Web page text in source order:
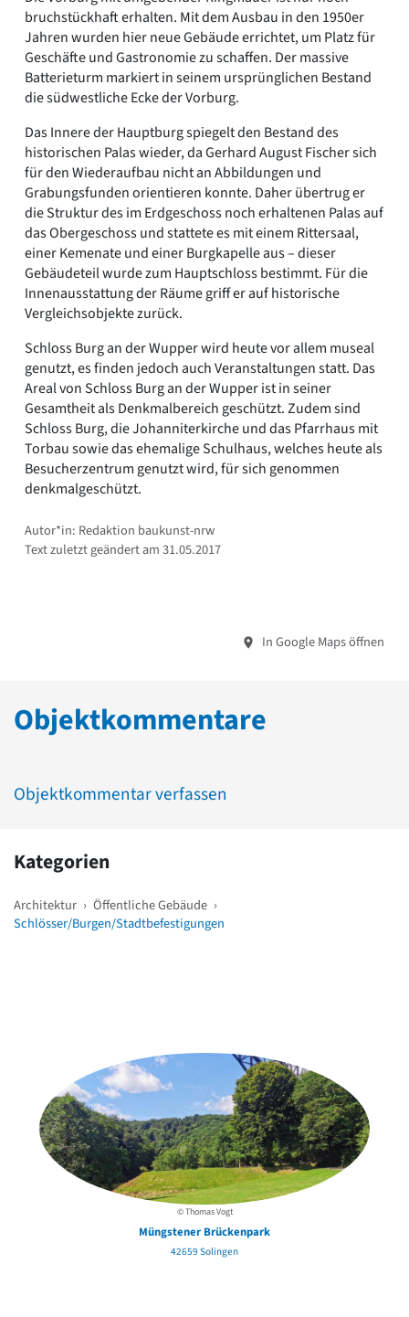
bruchstückhaft erhalten. Mit dem Ausbau in den 1950er
Jahren wurden hier neue Gebäude errichtet, um Platz für
Geschäfte und Gastronomie zu schaffen. Der massive
Batterieturm markiert in seinem ursprünglichen Bestand
die südwestliche Ecke der Vorburg.
Das Innere der Hauptburg spiegelt den Bestand des
historischen Palas wieder, da Gerhard August Fischer sich
für den Wiederaufbau nicht an Abbildungen und
Grabungsfunden orientieren konnte. Daher übertrug er
die Struktur des im Erdgeschoss noch erhaltenen Palas auf
das Obergeschoss und stattete es mit einem Rittersaal,
einer Kemenate und einer Burgkapelle aus – dieser
Gebäudeteil wurde zum Hauptschloss bestimmt. Für die
Innenausstattung der Räume griff er auf historische
Vergleichsobjekte zurück.
Schloss Burg an der Wupper wird heute vor allem museal
genutzt, es finden jedoch auch Veranstaltungen statt. Das
Areal von Schloss Burg an der Wupper ist in seiner
Gesamtheit als Denkmalbereich geschützt. Zudem sind
Schloss Burg, die Johanniterkirche und das Pfarrhaus mit
Torbau sowie das ehemalige Schulhaus, welches heute als
Besucherzentrum genutzt wird, für sich genommen
denkmalgeschützt.
Autor*in: Redaktion baukunst-nrw
Text zuletzt geändert am 31.05.2017
In Google Maps öffnen
Objektkommentare
Objektkommentar verfassen
Kategorien
Architektur › Öffentliche Gebäude ›
Schlösser/Burgen/Stadtbefestigungen
© Thomas Vogt
Müngstener Brückenpark
42659 Solingen